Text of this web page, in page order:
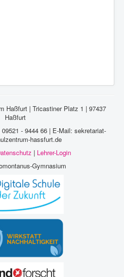
Haßfurt | Tricastiner Platz 1 | 97437
Haßfurt
- 9444 66 | E-Mail: sekretariat-
hassfurt.de
| Lehrer-Login
Gymnasium